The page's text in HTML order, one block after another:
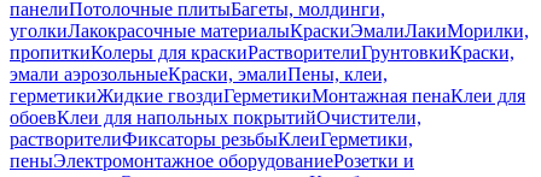
панелиПотолочные плитыБагеты, молдинги,
уголкиЛакокрасочные материалыКраскиЭмалиЛакиМорилки,
пропиткиКолеры для краскиРастворителиГрунтовкиКраски,
эмали аэрозольныеКраски, эмалиПены, клеи,
герметикиЖидкие гвоздиГерметикиМонтажная пенаКлеи для
обоевКлеи для напольных покрытийОчистители,
растворителиФиксаторы резьбыКлеиГерметики,
пеныЭлектромонтажное оборудованиеРозетки и